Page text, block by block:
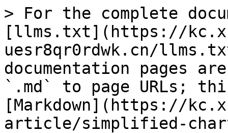
> For the complete
[llms.txt](https://
uesr8qr0rdwk.cn/
documentation pages
`.md` to page URLs;
[Markdown](https://
article/simplified-